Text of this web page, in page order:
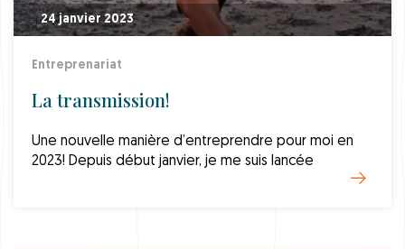
24 janvier 2023
Entreprenariat
La transmission!
Une nouvelle manière d’entreprendre pour moi en
2023! Depuis début janvier, je me suis lancée